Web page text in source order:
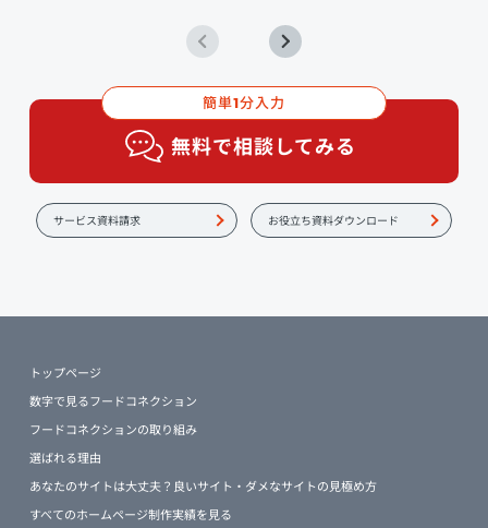
簡単1分入力
無料で相談してみる
サービス資料請求 お役立ち資料ダウンロード
トップページ
数字で見るフードコネクション
フードコネクションの取り組み
選ばれる理由
あなたのサイトは大丈夫？良いサイト・ダメなサイトの見極め方
すべてのホームページ制作実績を見る